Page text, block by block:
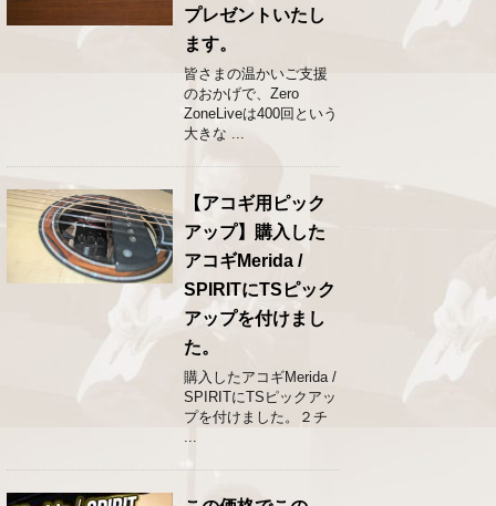
プレゼントいたし
ます。
皆さまの温かいご支援
のおかげで、Zero
ZoneLiveは400回という
大きな ...
【アコギ用ピック
アップ】購入した
アコギMerida /
SPIRITにTSピック
アップを付けまし
た。
購入したアコギMerida /
SPIRITにTSピックアッ
プを付けました。２チ
...